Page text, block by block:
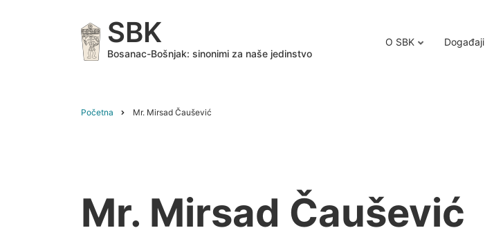
SBK
Bosanac-Bošnjak: sinonimi za naše jedinstvo
O SBK Događaji
Početna Mr. Mirsad Čaušević
Mr. Mirsad Čaušević